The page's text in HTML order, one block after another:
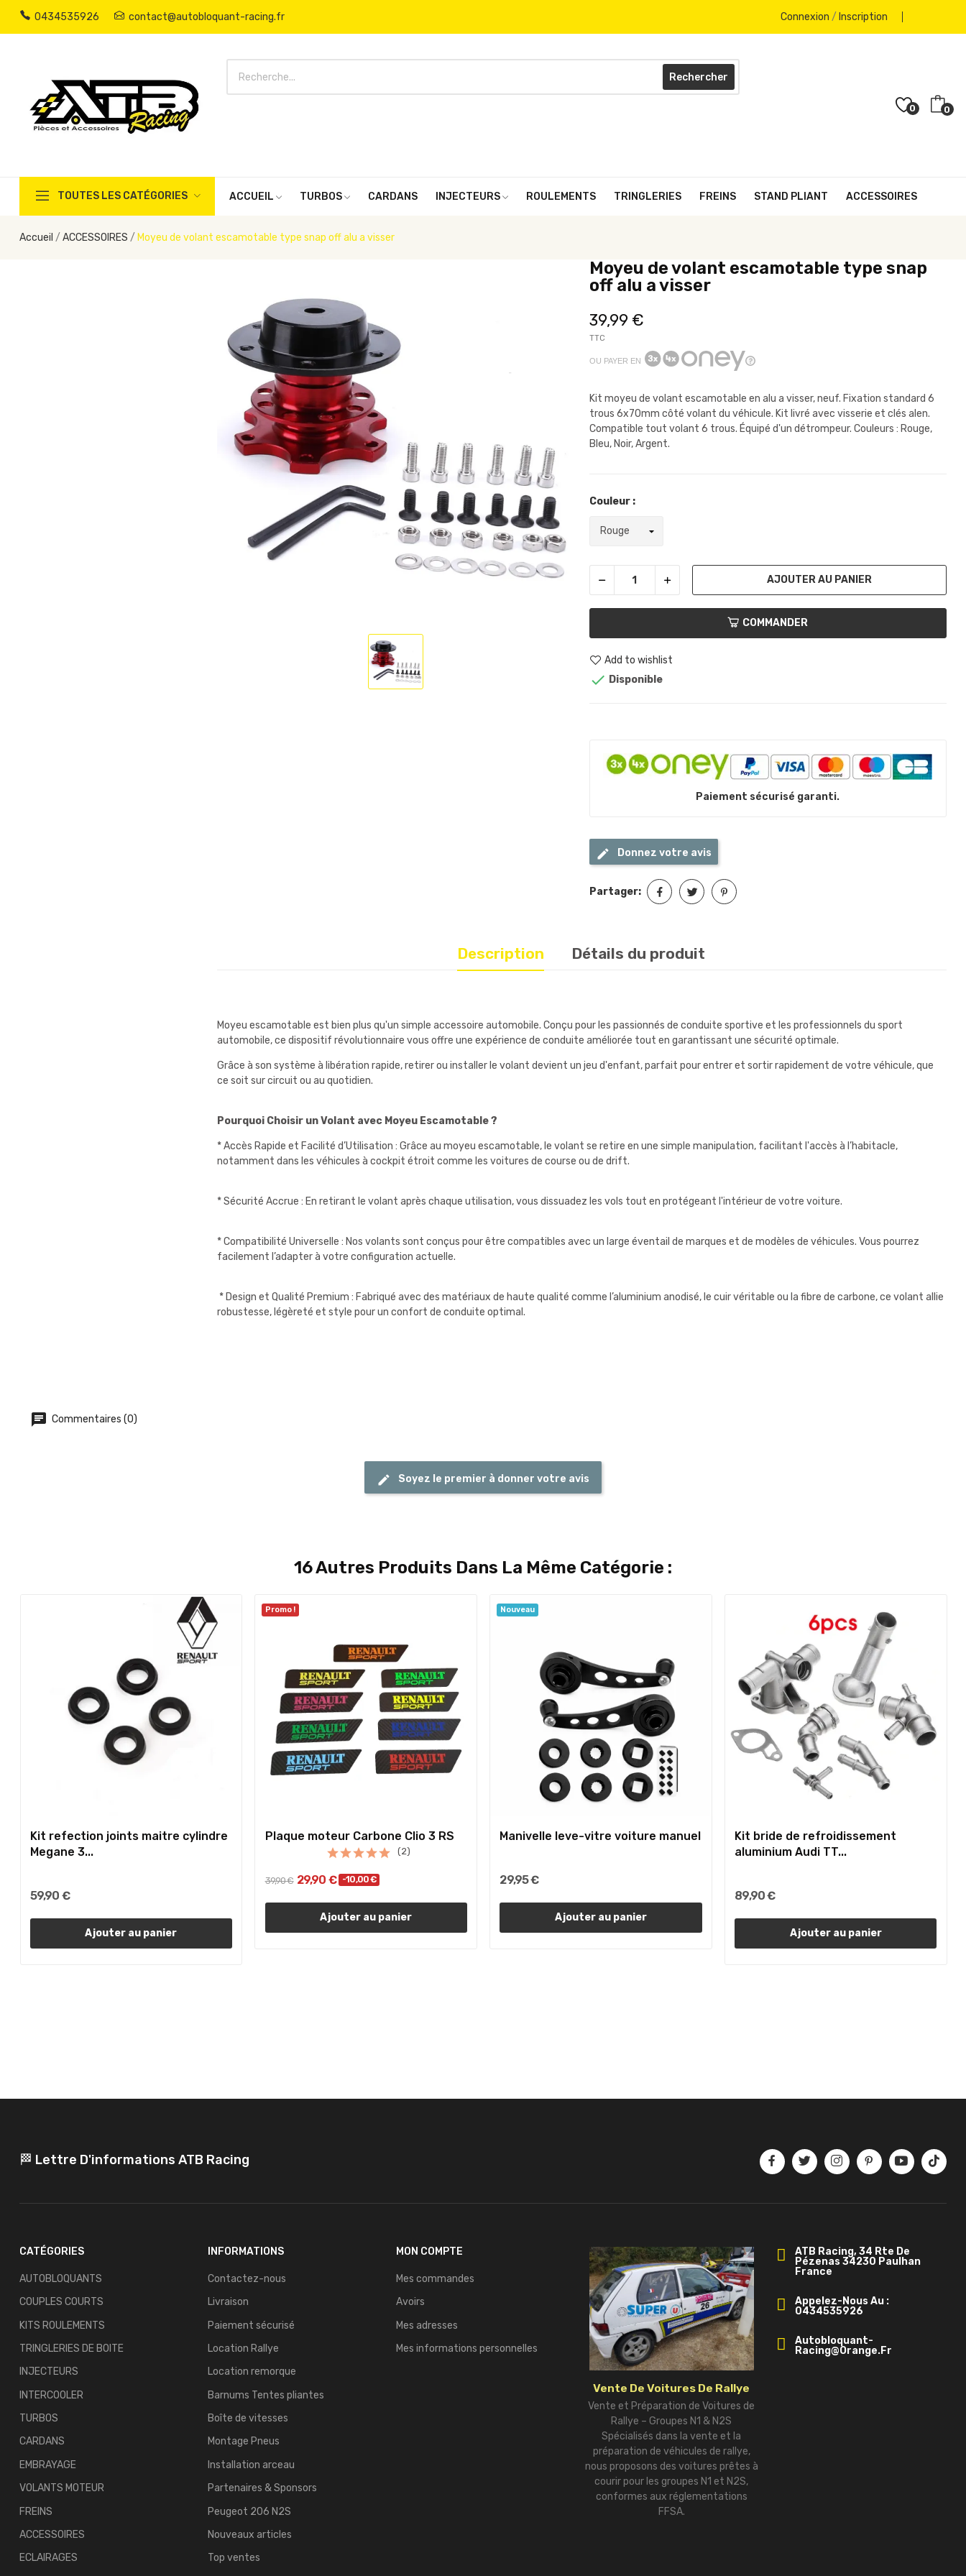
0434535926 contact@autobloquant-racing.fr Connexion / Inscription
Rechercher
0 0
TOUTES LES CATÉGORIES ACCUEIL TURBOS CARDANS INJECTEURS ROULEMENTS TRINGLERIES FREINS STAND PLIANT ACCESSOIRES
Accueil ACCESSOIRES Moyeu de volant escamotable type snap off alu a visser
Moyeu de volant escamotable type snap
off alu a visser
39,99 €
TTC
OU PAYER EN
Kit moyeu de volant escamotable en alu a visser, neuf. Fixation standard 6
trous 6x70mm côté volant du véhicule. Kit livré avec visserie et clés alen.
Compatible tout volant 6 trous. Équipé d'un détrompeur. Couleurs : Rouge,
Bleu, Noir, Argent.
Couleur :
AJOUTER AU PANIER
COMMANDER
Add to wishlist
 Disponible
Paiement sécurisé garanti.
Donnez votre avis
Partager:
Description Détails du produit
Moyeu escamotable est bien plus qu'un simple accessoire automobile. Conçu pour les passionnés de conduite sportive et les professionnels du sport
automobile, ce dispositif révolutionnaire vous offre une expérience de conduite améliorée tout en garantissant une sécurité optimale.
Grâce à son système à libération rapide, retirer ou installer le volant devient un jeu d'enfant, parfait pour entrer et sortir rapidement de votre véhicule, que
ce soit sur circuit ou au quotidien.
Pourquoi Choisir un Volant avec Moyeu Escamotable ?
* Accès Rapide et Facilité d’Utilisation : Grâce au moyeu escamotable, le volant se retire en une simple manipulation, facilitant l'accès à l’habitacle,
notamment dans les véhicules à cockpit étroit comme les voitures de course ou de drift.
* Sécurité Accrue : En retirant le volant après chaque utilisation, vous dissuadez les vols tout en protégeant l'intérieur de votre voiture.
* Compatibilité Universelle : Nos volants sont conçus pour être compatibles avec un large éventail de marques et de modèles de véhicules. Vous pourrez
facilement l’adapter à votre configuration actuelle.
* Design et Qualité Premium : Fabriqué avec des matériaux de haute qualité comme l’aluminium anodisé, le cuir véritable ou la fibre de carbone, ce volant allie
robustesse, légèreté et style pour un confort de conduite optimal.
Commentaires (0)
Soyez le premier à donner votre avis
16 Autres Produits Dans La Même Catégorie :
Kit refection joints maitre cylindre
Megane 3...
59,90 €
Ajouter au panier
Promo !
Plaque moteur Carbone Clio 3 RS
(2)
39,90 € 29,90 € -10,00 €
Ajouter au panier
Nouveau
Manivelle leve-vitre voiture manuel
29,95 €
Ajouter au panier
Kit bride de refroidissement
aluminium Audi TT...
89,90 €
Ajouter au panier
🏁 Lettre D'informations ATB Racing
CATÉGORIES
AUTOBLOQUANTS
COUPLES COURTS
KITS ROULEMENTS
TRINGLERIES DE BOITE
INJECTEURS
INTERCOOLER
TURBOS
CARDANS
EMBRAYAGE
VOLANTS MOTEUR
FREINS
ACCESSOIRES
ECLAIRAGES
INFORMATIONS
Contactez-nous
Livraison
Paiement sécurisé
Location Rallye
Location remorque
Barnums Tentes pliantes
Boîte de vitesses
Montage Pneus
Installation arceau
Partenaires & Sponsors
Peugeot 206 N2S
Nouveaux articles
Top ventes
MON COMPTE
Mes commandes
Avoirs
Mes adresses
Mes informations personnelles
Vente De Voitures De Rallye
Vente et Préparation de Voitures de
Rallye – Groupes N1 & N2S
Spécialisés dans la vente et la
préparation de véhicules de rallye,
nous proposons des voitures prêtes à
courir pour les groupes N1 et N2S,
conformes aux réglementations
FFSA.
ATB Racing, 34 Rte De
Pézenas 34230 Paulhan
France
Appelez-Nous Au :
0434535926
Autobloquant-
Racing@orange.fr